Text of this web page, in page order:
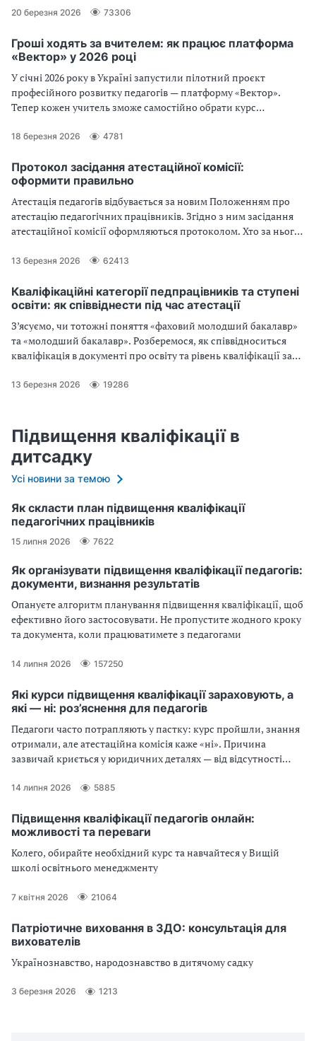
20 березня 2026 73306
Гроші ходять за вчителем: як працює платформа
«Вектор» у 2026 році
У січні 2026 року в Україні запустили пілотний проєкт
професійного розвитку педагогів — платформу «Вектор».
Тепер кожен учитель зможе самостійно обрати курс
коштами (1500 грн) безпосередньо на платформі. Як
18 березня 2026 4781
Протокол засідання атестаційної комісії:
оформити правильно
Атестація педагогів відбувається за новим Положенням про
атестацію педагогічних працівників. Згідно з ним засідання
атестаційної комісії оформляються протоколом. Хто за нього
засідання атестаційної комісії – читайте далі
13 березня 2026 62413
Кваліфікаційні категорії педпрацівників та ступені
освіти: як співвіднести під час атестації
З’ясуємо, чи тотожні поняття «фаховий молодший бакалавр»
та «молодший бакалавр». Розберемося, як співвідноситься
кваліфікація в документі про освіту та рівень кваліфікації за
атестацію педагога. А також як атестувати педагогів із
13 березня 2026 19286
Підвищення кваліфікації в
дитсадку
Усі новини за темою
Як скласти план підвищення кваліфікації
педагогічних працівників
15 липня 2026 7622
Як організувати підвищення кваліфікації педагогів:
документи, визнання результатів
Опануєте алгоритм планування підвищення кваліфікації, щоб
ефективно його застосовувати. Не пропустите жодного кроку
та документа, коли працюватимете з педагогами
14 липня 2026 157250
Які курси підвищення кваліфікації зараховують, а
які — ні: роз’яснення для педагогів
Педагоги часто потрапляють у пастку: курс пройшли, знання
отримали, але атестаційна комісія каже «ні». Причина
зазвичай криється у юридичних деталях — від відсутності
переліку результатів навчання в самому документі. Читайте,
розвитку
14 липня 2026 5885
Підвищення кваліфікації педагогів онлайн:
можливості та переваги
Колего, обирайте необхідний курс та навчайтеся у Вищій
школі освітнього менеджменту
7 квітня 2026 21064
Патріотичне виховання в ЗДО: консультація для
вихователів
Українознавство, народознавство в дитячому садку
3 березня 2026 1213